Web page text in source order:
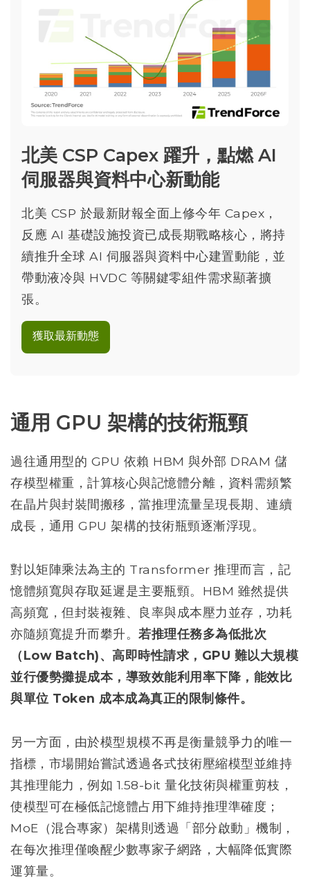
北美 CSP Capex 躍升，點燃 AI
伺服器與資料中心新動能
北美 CSP 於最新財報全面上修今年 Capex，
反應 AI 基礎設施投資已成長期戰略核心，將持
續推升全球 AI 伺服器與資料中心建置動能，並
帶動液冷與 HVDC 等關鍵零組件需求顯著擴
張。
獲取最新動態
通用 GPU 架構的技術瓶頸
過往通用型的 GPU 依賴 HBM 與外部 DRAM 儲
存模型權重，計算核心與記憶體分離，資料需頻繁
在晶片與封裝間搬移，當推理流量呈現長期、連續
成長，通用 GPU 架構的技術瓶頸逐漸浮現。
對以矩陣乘法為主的 Transformer 推理而言，記
憶體頻寬與存取延遲是主要瓶頸。HBM 雖然提供
高頻寬，但封裝複雜、良率與成本壓力並存，功耗
亦隨頻寬提升而攀升。 若推理任務多為低批次
（Low Batch)、高即時性請求，GPU 難以大規模
並行優勢攤提成本，導致效能利用率下降，能效比
與單位 Token 成本成為真正的限制條件。
另一方面，由於模型規模不再是衡量競爭力的唯一
指標，市場開始嘗試透過各式技術壓縮模型並維持
其推理能力，例如 1.58-bit 量化技術與權重剪枝，
使模型可在極低記憶體占用下維持推理準確度；
MoE（混合專家）架構則透過「部分啟動」機制，
在每次推理僅喚醒少數專家子網路，大幅降低實際
運算量。